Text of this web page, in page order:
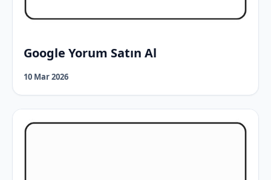
Google Yorum Satın Al
10 Mar 2026